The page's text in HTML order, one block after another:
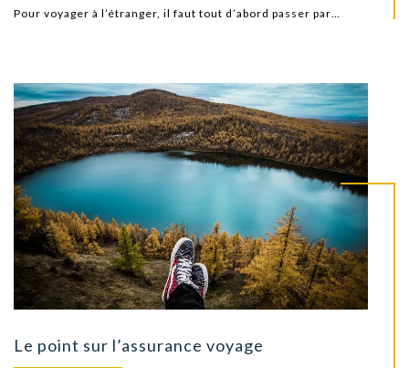
Pour voyager à l’étranger, il faut tout d’abord passer par…
Le point sur l’assurance voyage